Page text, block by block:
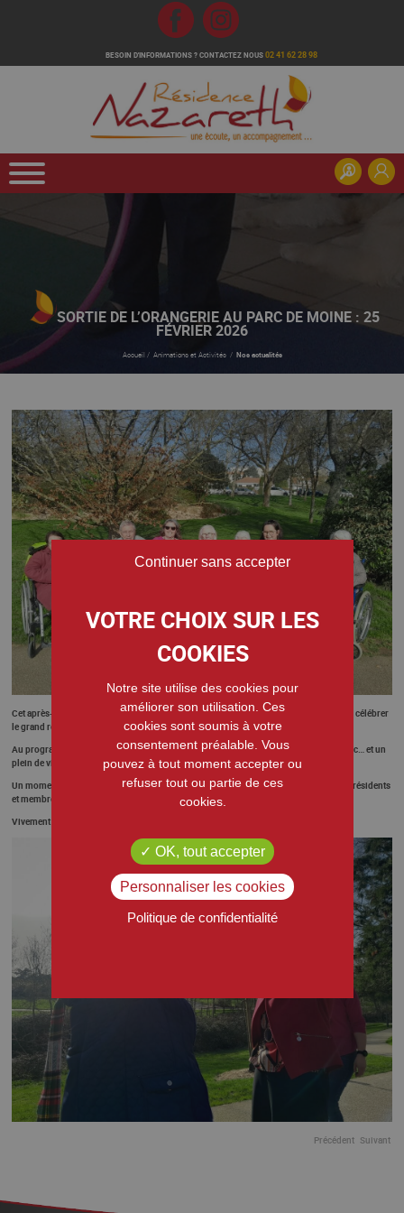
BESOIN D'INFORMATIONS ? CONTACTEZ NOUS 02 41 62 28 98
SORTIE DE L’ORANGERIE AU PARC DE MOINE : 25
FÉVRIER 2026
Accueil / Animations et Activités/ Nos actualités
Cet après-midi, nos résidents ont profité d’une belle escapade au Parc de Moine pour célébrer
le grand retour du soleil !
Au programme : bain de soleil, goûter au grand air, promenade dans les allées du parc… et un
plein de vitamine D.
Un moment simple, chaleureux et très apprécié, partagé dans la bonne humeur entre résidents
et membres du personnel.
Vivement la prochaine sortie !
Précédent Suivant
Notre site utilise des cookies pour
améliorer son utilisation. Ces
cookies sont soumis à votre
consentement préalable. Vous
pouvez à tout moment accepter ou
refuser tout ou partie de ces
cookies.
OK, tout accepter
Continuer sans accepter
Personnaliser les cookies
Politique de confidentialité